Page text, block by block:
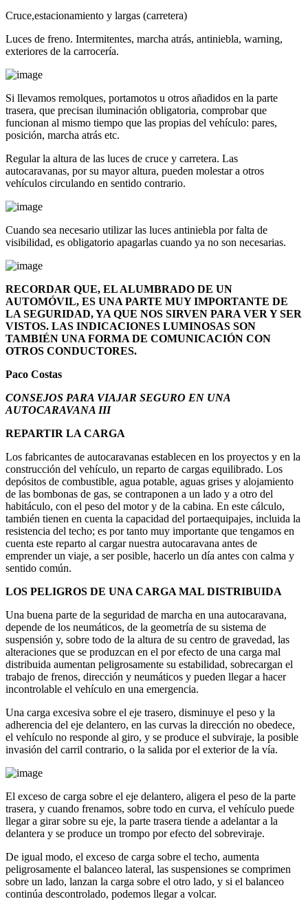
Cruce,estacionamiento y largas (carretera)
Luces de freno. Intermitentes, marcha atrás, antiniebla, warning,
exteriores de la carrocería.
Si llevamos remolques, portamotos u otros añadidos en la parte
trasera, que precisan iluminación obligatoria, comprobar que
funcionan al mismo tiempo que las propias del vehículo: pares,
posición, marcha atrás etc.
Regular la altura de las luces de cruce y carretera. Las
autocaravanas, por su mayor altura, pueden molestar a otros
vehículos circulando en sentido contrario.
Cuando sea necesario utilizar las luces antiniebla por falta de
visibilidad, es obligatorio apagarlas cuando ya no son necesarias.
RECORDAR QUE, EL ALUMBRADO DE UN
AUTOMÓVIL, ES UNA PARTE MUY IMPORTANTE DE
LA SEGURIDAD, YA QUE NOS SIRVEN PARA VER Y SER
VISTOS. LAS INDICACIONES LUMINOSAS SON
TAMBIÉN UNA FORMA DE COMUNICACIÓN CON
OTROS CONDUCTORES.
Paco Costas
CONSEJOS PARA VIAJAR SEGURO EN UNA
AUTOCARAVANA III
REPARTIR LA CARGA
Los fabricantes de autocaravanas establecen en los proyectos y en la
construcción del vehículo, un reparto de cargas equilibrado. Los
depósitos de combustible, agua potable, aguas grises y alojamiento
de las bombonas de gas, se contraponen a un lado y a otro del
habitáculo, con el peso del motor y de la cabina. En este cálculo,
también tienen en cuenta la capacidad del portaequipajes, incluida la
resistencia del techo; es por tanto muy importante que tengamos en
cuenta este reparto al cargar nuestra autocaravana antes de
emprender un viaje, a ser posible, hacerlo un día antes con calma y
sentido común.
LOS PELIGROS DE UNA CARGA MAL DISTRIBUIDA
Una buena parte de la seguridad de marcha en una autocaravana,
depende de los neumáticos, de la geometría de su sistema de
suspensión y, sobre todo de la altura de su centro de gravedad, las
alteraciones que se produzcan en el por efecto de una carga mal
distribuida aumentan peligrosamente su estabilidad, sobrecargan el
trabajo de frenos, dirección y neumáticos y pueden llegar a hacer
incontrolable el vehículo en una emergencia.
Una carga excesiva sobre el eje trasero, disminuye el peso y la
adherencia del eje delantero, en las curvas la dirección no obedece,
el vehículo no responde al giro, y se produce el subviraje, la posible
invasión del carril contrario, o la salida por el exterior de la vía.
El exceso de carga sobre el eje delantero, aligera el peso de la parte
trasera, y cuando frenamos, sobre todo en curva, el vehículo puede
llegar a girar sobre su eje, la parte trasera tiende a adelantar a la
delantera y se produce un trompo por efecto del sobreviraje.
De igual modo, el exceso de carga sobre el techo, aumenta
peligrosamente el balanceo lateral, las suspensiones se comprimen
sobre un lado, lanzan la carga sobre el otro lado, y si el balanceo
continúa descontrolado, podemos llegar a volcar.